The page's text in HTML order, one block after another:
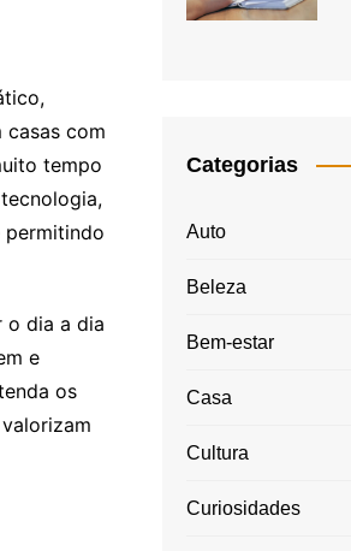
casas com
tempo
o dia a dia
e
os
Categorias
Auto
Beleza
Bem-estar
Casa
Cultura
Curiosidades